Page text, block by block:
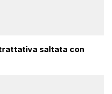
trattativa saltata con